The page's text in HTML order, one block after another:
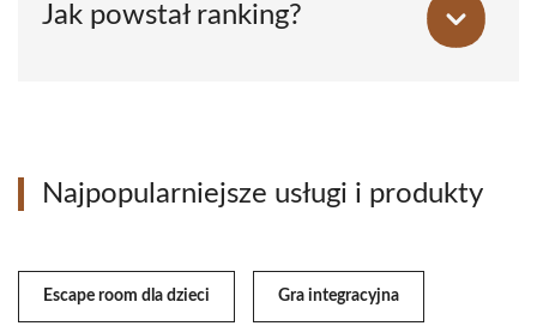
Jak powstał ranking?
Najpopularniejsze usługi i produkty
Escape room dla dzieci Gra integracyjna